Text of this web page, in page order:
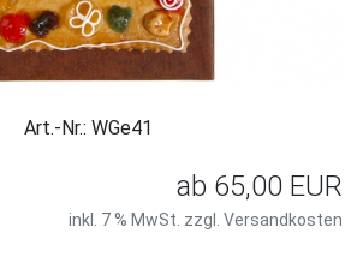
Art.-Nr.: WGe41
ab 65,00 EUR
inkl. 7 % MwSt. zzgl. Versandkosten